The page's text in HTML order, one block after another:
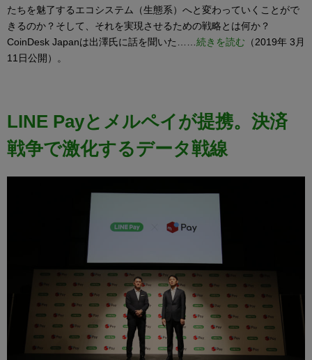
たちを魅了するエコシステム（生態系）へと変わっていくことがで
きるのか？そして、それを実現させるための戦略とは何か？
CoinDesk Japanは出澤氏に話を聞いた…… 続きを読む （2019年 3月
11日公開）。
LINE Payとメルペイが提携。決済
戦争で激化するデータ戦線